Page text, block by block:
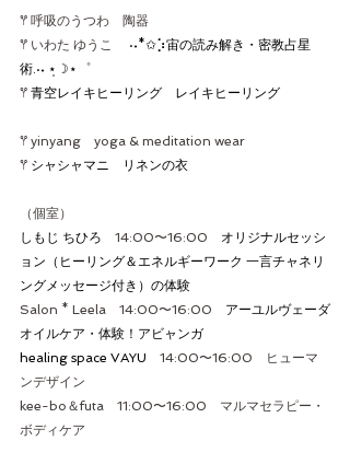
𖦥 呼吸のうつわ　陶器
𖦥 いわた ゆうこ
·˖*✩⡱宙の読み解き・密教占星
術.·˖ ⋆̩☽⋆゜
𖦥 青空レイキヒーリング　レイキヒーリング
𖦥 yinyang　yoga & meditation wear
𖦥 シャシャマニ　リネンの衣
（個室）
しもじ ちひろ 14:00〜16:00 オリジナルセッシ
ョン（ヒーリング＆エネルギーワーク 一言チャネリ
ングメッセージ付き）の体験
Salon * Leela　14:00〜16:00 アーユルヴェーダ
オイルケア・体験！アビャンガ
healing space VAYU 14:00〜16:00　ヒューマ
ンデザイン
kee-bo＆futa　11:00〜16:00　マルマセラピー・
ボディケア